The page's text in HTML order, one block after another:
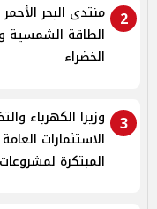
2
منتدى البحر
الطاقة الشمسية
الخضراء
3
وزيرا الكهرباء
الاستثمارات
المبتكرة